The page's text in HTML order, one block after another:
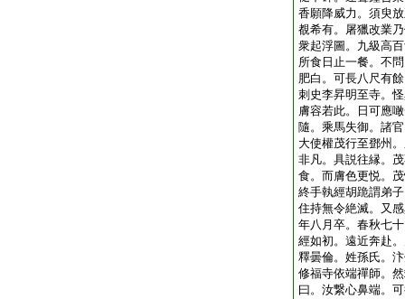
香願降威力。須臾
覩希有。屠獵改業
衆起浮圖。九級高
所食日止一餐。不
肥白。可長八尺有
刺史李昇明至寺。
膚容若此。日可應
隨。乘馬失御。諸
大使權茂行至鄧州
非凡。具説往縁。
食。而膚色更悦。
終手執經胡跪謂弟
住持無令絶滅。又
年八月卒。春秋七
經如初。遠近奔赴
釋曇倫。姓孫氏。
修福寺依端禪師。
曰。汝繋心鼻端。